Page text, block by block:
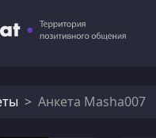
Анкета Masha007